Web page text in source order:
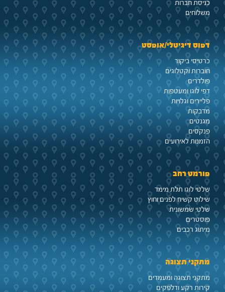
כניסת חברות
משלוחים
דפוס דיגיטלי/אופסט
כרטיסי ביקור
חוברות וקטלוגים
פולדרים
דפי לוגו ומעטפות
פליירים וגלויות
מדבקות
מגנטים
פנקסים
הזמנות לאירועים
פורמט רחב
שלטי לוגו תלת מימד
שילוט קשיח לפנים וחוץ
שלטי שמשונית
פוסטרים
מיתוג רכבים
מתקני תצוגה
מתקני תצוגה ומעמדים
קירות רקע ודלפקים